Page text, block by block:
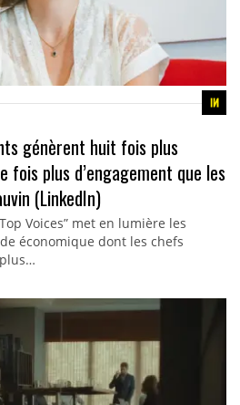
génèrent huit fois plus
fois plus d’engagement que les
(LinkedIn)
Voices” met en lumière les
économique dont les chefs